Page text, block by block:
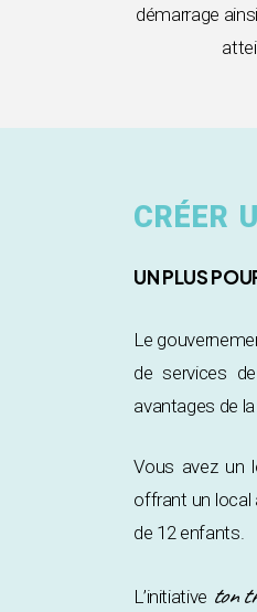
démarrage
CRÉER
UN PLUS
Le
de services
avantages de
Vous avez un
offrant un local
de 12 enfants.
L’initiative ton